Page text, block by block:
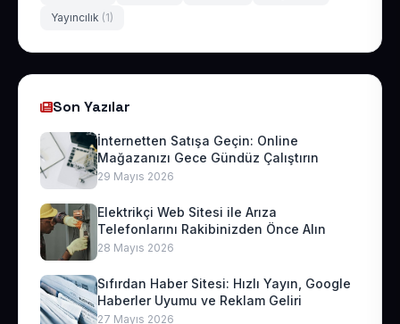
Yayıncılık (1)
Son Yazılar
İnternetten Satışa Geçin: Online
Mağazanızı Gece Gündüz Çalıştırın
29 Mayıs 2026
Elektrikçi Web Sitesi ile Arıza
Telefonlarını Rakibinizden Önce Alın
28 Mayıs 2026
Sıfırdan Haber Sitesi: Hızlı Yayın, Google
Haberler Uyumu ve Reklam Geliri
27 Mayıs 2026